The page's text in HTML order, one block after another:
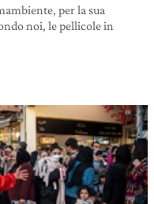
per la sua
noi, le pellicole in